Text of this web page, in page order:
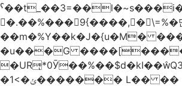
�.��%��� 9{����, �\=%�
��m�%Y��k�J�{u�M�
�u���G
�1<�ݵ������� L�� �� ��'��8�